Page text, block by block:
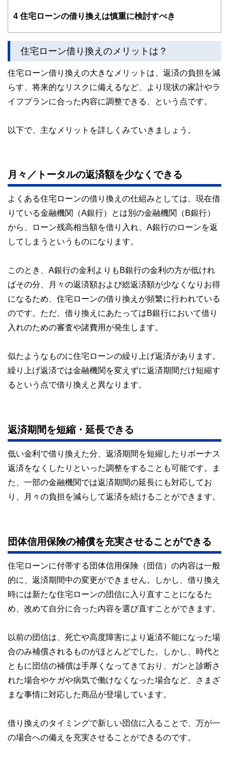
4 住宅ローンの借り換えは慎重に検討すべき
住宅ローン借り換えのメリットは？
住宅ローン借り換えの大きなメリットは、返済の負担を減
らす、将来的なリスクに備えるなど、より現状の家計やラ
イフプランに合った内容に調整できる、という点です。
以下で、主なメリットを詳しくみていきましょう。
月々／トータルの返済額を少なくできる
よくある住宅ローンの借り換えの仕組みとしては、現在借
りている金融機関（A銀行）とは別の金融機関（B銀行）
から、ローン残高相当額を借り入れ、A銀行のローンを返
してしまうというものになります。
このとき、A銀行の金利よりもB銀行の金利の方が低けれ
ばその分、月々の返済額および総返済額が少なくなりお得
になるため、住宅ローンの借り換えが頻繁に行われている
のです。ただ、借り換えにあたってはB銀行において借り
入れのための審査や諸費用が発生します。
似たようなものに住宅ローンの繰り上げ返済があります。
繰り上げ返済では金融機関を変えずに返済期間だけ短縮す
るという点で借り換えと異なります。
返済期間を短縮・延長できる
低い金利で借り換えた分、返済期間を短縮したりボーナス
返済をなくしたりといった調整をすることも可能です。ま
た、一部の金融機関では返済期間の延長にも対応してお
り、月々の負担を減らして返済を続けることができます。
団体信用保険の補償を充実させることができる
住宅ローンに付帯する団体信用保険（団信）の内容は一般
的に、返済期間中の変更ができません。しかし、借り換え
時には新たな住宅ローンの団信に入り直すことになるた
め、改めて自分に合った内容を選び直すことができます。
以前の団信は、死亡や高度障害により返済不能になった場
合のみ補償されるものがほとんどでした。しかし、時代と
ともに団信の補償は手厚くなってきており、ガンと診断さ
れた場合やケガや病気で働けなくなった場合など、さまざ
まな事情に対応した商品が登場しています。
借り換えのタイミングで新しい団信に入ることで、万が一
の場合への備えを充実させることができるのです。